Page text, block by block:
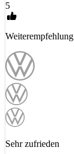
5
Weiterempfehlung
Sehr zufrieden